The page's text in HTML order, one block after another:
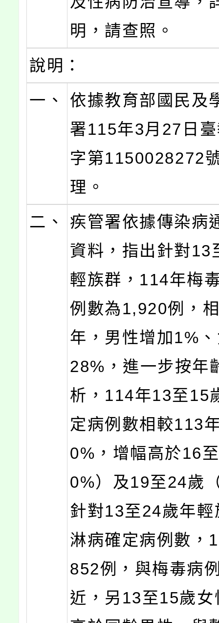
明，請查照。
說明：
一、
依據教育部國民及
署115年3月27日
字第1150028272
理。
二、
疾管署依據傳染病
資料，指出針對13
輕族群，114年梅
例數為1,920例，
年，男性增加1%
28%，進一步按年
析，114年13至15
定病例數相較113
0%，增幅高於16
0%）及19至24歲
針對13至24歲年
淋病確定病例數，
852例，與梅毒病
近，另13至15歲女